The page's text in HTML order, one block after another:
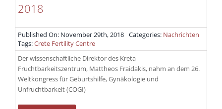
2018
Published On: November 29th, 2018 Categories: Nachrichten
Tags:Crete Fertility Centre
Der wissenschaftliche Direktor des Kreta
Fruchtbarkeitszentrum, Mattheos Fraidakis, nahm an dem 26.
Weltkongress für Geburtshilfe, Gynäkologie und
Unfruchtbarkeit (COGI)